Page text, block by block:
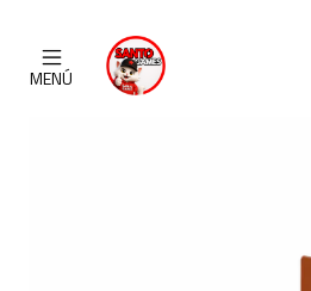
MENÚ